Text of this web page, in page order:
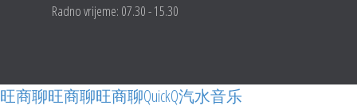
Radno vrijeme: 07.30 - 15.30
旺商聊旺商聊旺商聊QuickQ汽水音乐